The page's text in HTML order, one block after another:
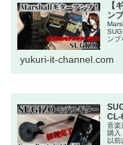
【
ン
ンプ
yukuri-it-channel.com
CL-
音楽
購入
以